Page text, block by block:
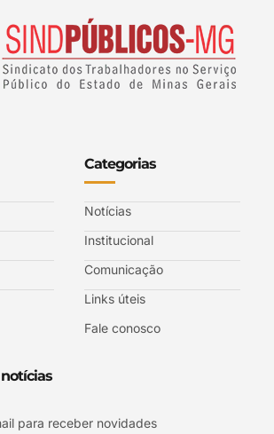
Categorias
Notícias
Institucional
Comunicação
Links úteis
Fale conosco
para receber novidades